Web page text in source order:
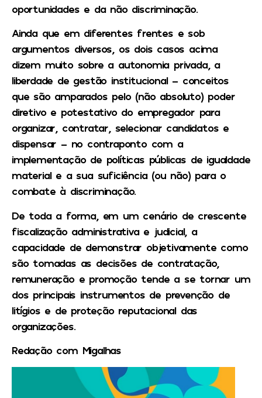
oportunidades e da não discriminação.
Ainda que em diferentes frentes e sob
argumentos diversos, os dois casos acima
dizem muito sobre a autonomia privada, a
liberdade de gestão institucional – conceitos
que são amparados pelo (não absoluto) poder
diretivo e potestativo do empregador para
organizar, contratar, selecionar candidatos e
dispensar – no contraponto com a
implementação de políticas públicas de igualdade
material e a sua suficiência (ou não) para o
combate à discriminação.
De toda a forma, em um cenário de crescente
fiscalização administrativa e judicial, a
capacidade de demonstrar objetivamente como
são tomadas as decisões de contratação,
remuneração e promoção tende a se tornar um
dos principais instrumentos de prevenção de
litígios e de proteção reputacional das
organizações.
Redação com Migalhas